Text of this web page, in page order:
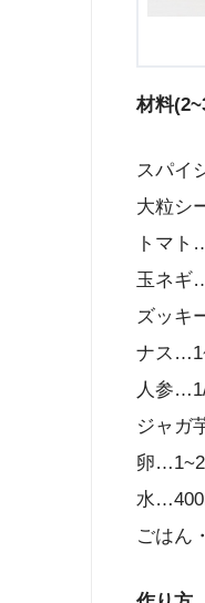
材料
スパイ
大粒シ
トマト
玉ネギ
ズッキ
ナス
人参
ジャガ
卵
水
ごはん